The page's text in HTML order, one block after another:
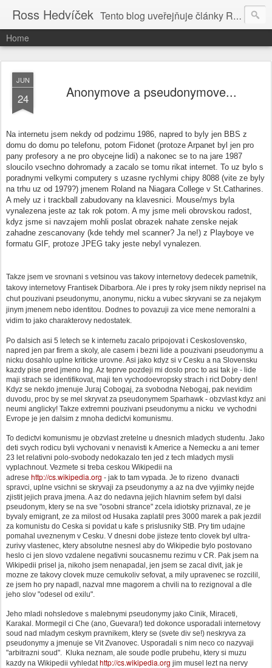
Ross Hedvíček Tento blog uveřejňuje články Ross Hedvíčka v češtině (pokud budu mit naladu) - s editacni pomoci Ludvika Dedika.
Home
JUN
24 Anonymove a pseudonymove...
Na internetu jsem nekdy od podzimu 1986, napred to byly jen BBS z
domu do domu po telefonu, potom Fidonet (protoze Arpanet byl jen pro
pany profesory a ne pro obycejne lidi) a nakonec se to na jare 1987
sloucilo vsechno dohromady a zacalo se tomu rikat internet. To uz bylo s
poradnymi velkymi computery s uzasne rychlymi chipy 8088 (vite ze byly
na trhu uz od 1979?) jmenem Roland na Niagara College v St.Catharines.
A mely uz i trackball zabudovany na klavesnici. Mouse/mys byla
vynalezena jeste az tak rok potom. A my jsme meli obrovskou radost,
kdyz jsme si navzajem mohli poslat obrazek nahate zenske nejak
zahadne zescanovany (kde tehdy mel scanner? Ja ne!) z Playboye ve
formatu GIF, protoze JPEG taky jeste nebyl vynalezen.
Takze jsem ve srovnani s vetsinou vas takovy internetovy dedecek pametnik,
takovy internetovy Frantisek Dibarbora. Ale i pres ty roky jsem nikdy neprisel na
chut pouzivani pseudonymu, anonymu, nicku a vubec skryvani se za nejakym
jinym jmenem nebo identitou. Dodnes to povazuji za vice mene nemoralni a
vidim to jako charakterovy nedostatek.
Po dalsich asi 5 letech se k internetu zacalo pripojovat i Ceskoslovensko,
napred jen par firem a skoly, ale casem i bezni lide a pouzivani pseudonymu a
nicku dosahlo uplne kriticke urovne. Asi jako kdyz si v Cesku a na Slovensku
kazdy pise pred jmeno Ing. Az teprve pozdeji mi doslo proc to asi tak je - lide
maji strach se identifikovat, maji ten vychodoevropsky strach i rict Dobry den!
Kdyz se nekdo jmenuje Juraj Cobogaj, za svobodna Nebogaj, pak nevidim
duvodu, proc by se mel skryvat za pseudonymem Sparhawk - obzvlast kdyz ani
neumi anglicky! Takze extremni pouzivani pseudonymu a nicku ve vychodni
Evrope je jen dalsim z mnoha dedictvi komunismu.
To dedictvi komunismu je obzvlast zretelne u dnesnich mladych studentu. Jako
deti svych rodicu byli vychovani v nenavisti k Americe a Nemecku a ani temer
23 let relativni polo-svobody nedokazalo ten jed z tech mladych mysli
vyplachnout. Vezmete si treba ceskou Wikipedii na
adrese http://cs.wikipedia.org - jak to tam vypada. Je to rizeno dvanacti
spravci, uplne vsichni se skryvaji za pseudonymy a az na dve vyjimky nejde
zjistit jejich prava jmena. A az do nedavna jejich hlavnim sefem byl dalsi
pseudonym, ktery se na sve "osobni strance" zcela idiotsky priznaval, ze je
byvaly emigrant, ze za milost od Husaka zaplatil pres 3000 marek a pak jezdil
za komunistu do Ceska si povidat u kafe s prislusniky StB. Pry tim udajne
pomahal uveznenym v Cesku. V dnesni dobe jisteze tento clovek byl ultra-
zurivy vlastenec, ktery absolutne nesnesl aby do Wikipedie bylo postovano
heslo ci jen slovo vzdalene negativni soucasnemu rezimu v CR. Pak jsem na
Wikipedii prisel ja, nikoho jsem nenapadal, jen jsem se zacal divit, jak je
mozne ze takovy clovek muze cemukoliv sefovat, a mily upravenec se rozcilil,
ze jsem ho pry napadl, nazval mne magorem a chvili na to rezignoval a dle
jeho slov "odesel od exilu".
Jeho mladi nohsledove s malebnymi pseudonymy jako Cinik, Miraceti,
Karakal. Mormegil ci Che (ano, Guevara!) ted dokonce usporadali internetovy
soud nad mladym ceskym pravnikem, ktery se (svete div se!) neskryva za
pseudonymy a jmenuje se Vit Zvanovec. Usporadali s nim neco co nazyvaji
"arbitrazni soud". Kluka neznam, ale soude podle prubehu, ktery si muzu
kazdy na Wikipedii vyhledathttp://cs.wikipedia.org jim musel lezt na nervy